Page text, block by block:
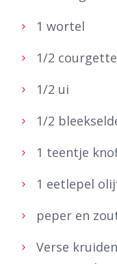
1 wortel
1/2 courgette
1/2 ui
1/2
1 teentje
1 eetlepel
peper en
Verse